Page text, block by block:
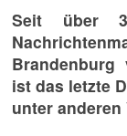
Seit über
Brandenburg
ist das letzte
unter anderen